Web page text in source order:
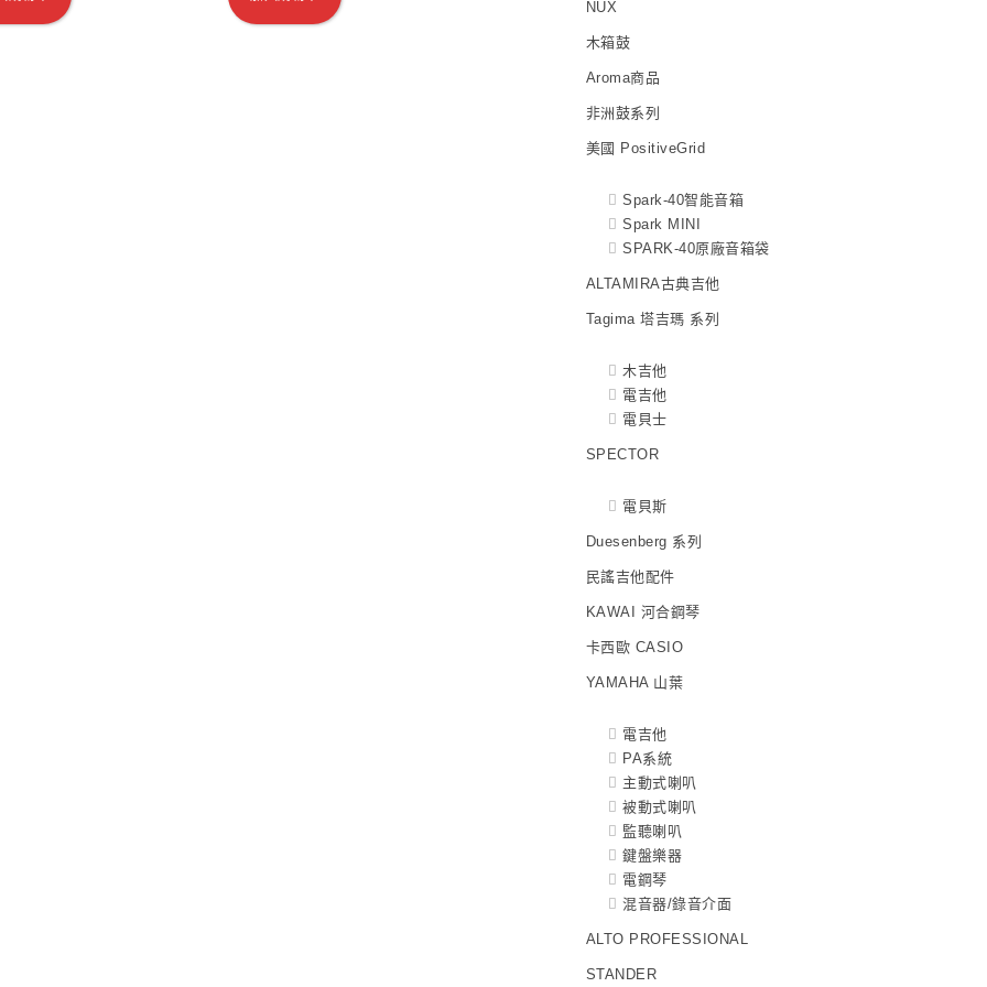
NUX
木箱鼓
Aroma商品
非洲鼓系列
美國 PositiveGrid
Spark-40智能音箱
Spark MINI
SPARK-40原廠音箱袋
ALTAMIRA古典吉他
Tagima 塔吉瑪 系列
木吉他
電吉他
電貝士
SPECTOR
電貝斯
Duesenberg 系列
民謠吉他配件
KAWAI 河合鋼琴
卡西歐 CASIO
YAMAHA 山葉
電吉他
PA系統
主動式喇叭
被動式喇叭
監聽喇叭
鍵盤樂器
電鋼琴
混音器/錄音介面
ALTO PROFESSIONAL
STANDER